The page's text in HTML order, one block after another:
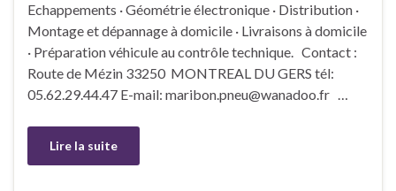
Echappements · Géométrie électronique · Distribution ·
Montage et dépannage à domicile · Livraisons à domicile
· Préparation véhicule au contrôle technique. Contact :
Route de Mézin 33250 MONTREAL DU GERS tél:
05.62.29.44.47 E-mail: maribon.pneu@wanadoo.fr …
Lire la suite